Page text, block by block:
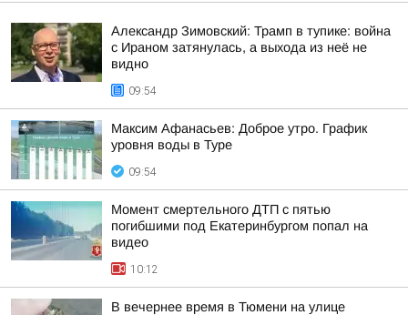
Александр Зимовский: Трамп в тупике: война
с Ираном затянулась, а выхода из неё не
видно
09:54
Максим Афанасьев: Доброе утро. График
уровня воды в Туре
09:54
Момент смертельного ДТП с пятью
погибшими под Екатеринбургом попал на
видео
10:12
В вечернее время в Тюмени на улице